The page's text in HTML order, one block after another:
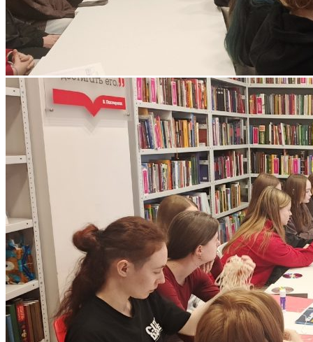
Объявления
Абитуриенту
ИНФОРМАЦИЯ ДЛЯ АБИТУРИЕНТОВ
ВЫСШЕЕ ОБРАЗОВАНИЕ
(БАКАЛАВРИАТ)
Перечень направлений и
вступительных испытаний
Стоимость обучения
Расписание вступительных испытаний
Сроки зачисления
Сроки подачи документов
Программы вступительных испытаний